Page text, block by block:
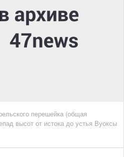
перешейка (общая
высот от истока до устья Вуоксы